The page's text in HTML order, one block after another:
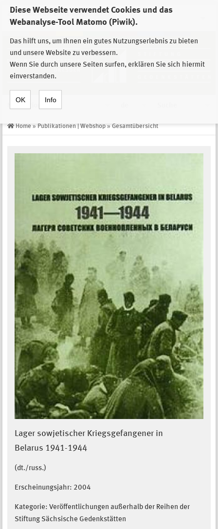
Diese Webseite verwendet Cookies und das
Webanalyse-Tool Matomo (Piwik).
Das hilft uns, um Ihnen ein gutes Nutzungserlebnis zu bieten
und unsere Website zu verbessern.
Wenn Sie durch unsere Seiten surfen, erklären Sie sich hiermit
einverstanden.
OK Info
Zur Auswahl der Einrichtungen der
Stiftung Sächsische Gedenkstätten
Home » Publikationen | Webshop » Gesamtübersicht
Lager sowjetischer Kriegsgefangener in
Belarus 1941-1944
(dt./russ.)
Erscheinungsjahr: 2004
Kategorie: Veröffentlichungen außerhalb der Reihen der
Stiftung Sächsische Gedenkstätten